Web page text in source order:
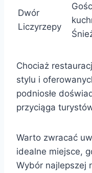
Dwór
Liczyrzepy
Chociaż
stylu i
podniosłe
przyciąga
Warto zwracać
idealne miejsce,
Wybór najlepszej